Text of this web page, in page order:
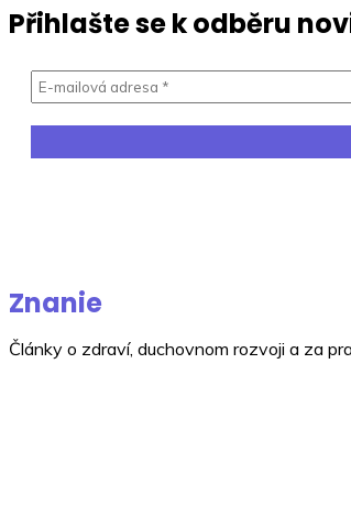
Přihlašte se k odběru
Znanie
Články o zdraví, duchovnom rozvoji a za